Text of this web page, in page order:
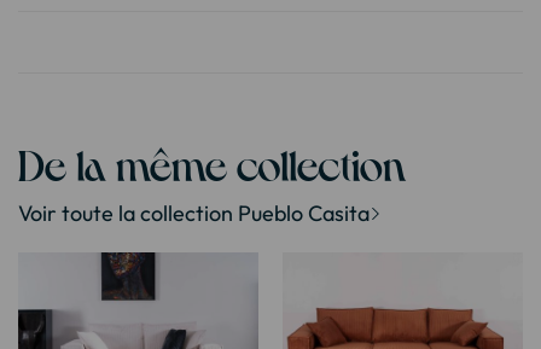
De la même collection
Voir toute la collection Pueblo Casita